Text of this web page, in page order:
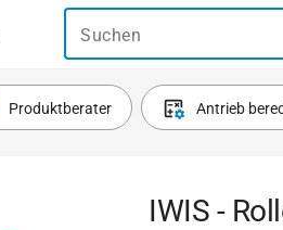
Suchen
Produktberater Antrieb
IWIS -